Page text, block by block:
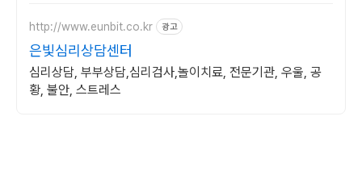
http://www.eunbit.co.kr 광고
은빛심리상담센터
심리상담, 부부상담,심리검사,놀이치료, 전문기관, 우울, 공
황, 불안, 스트레스